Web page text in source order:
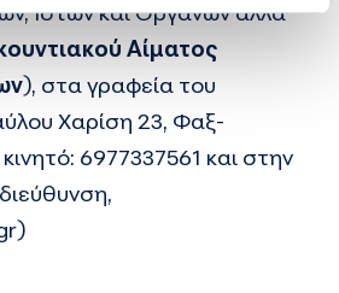
Ιστών και Οργάνων αλλά
Αίματος
), στα γραφεία του
Χαρίση 23, Φαξ-
6977337561 και στην
)